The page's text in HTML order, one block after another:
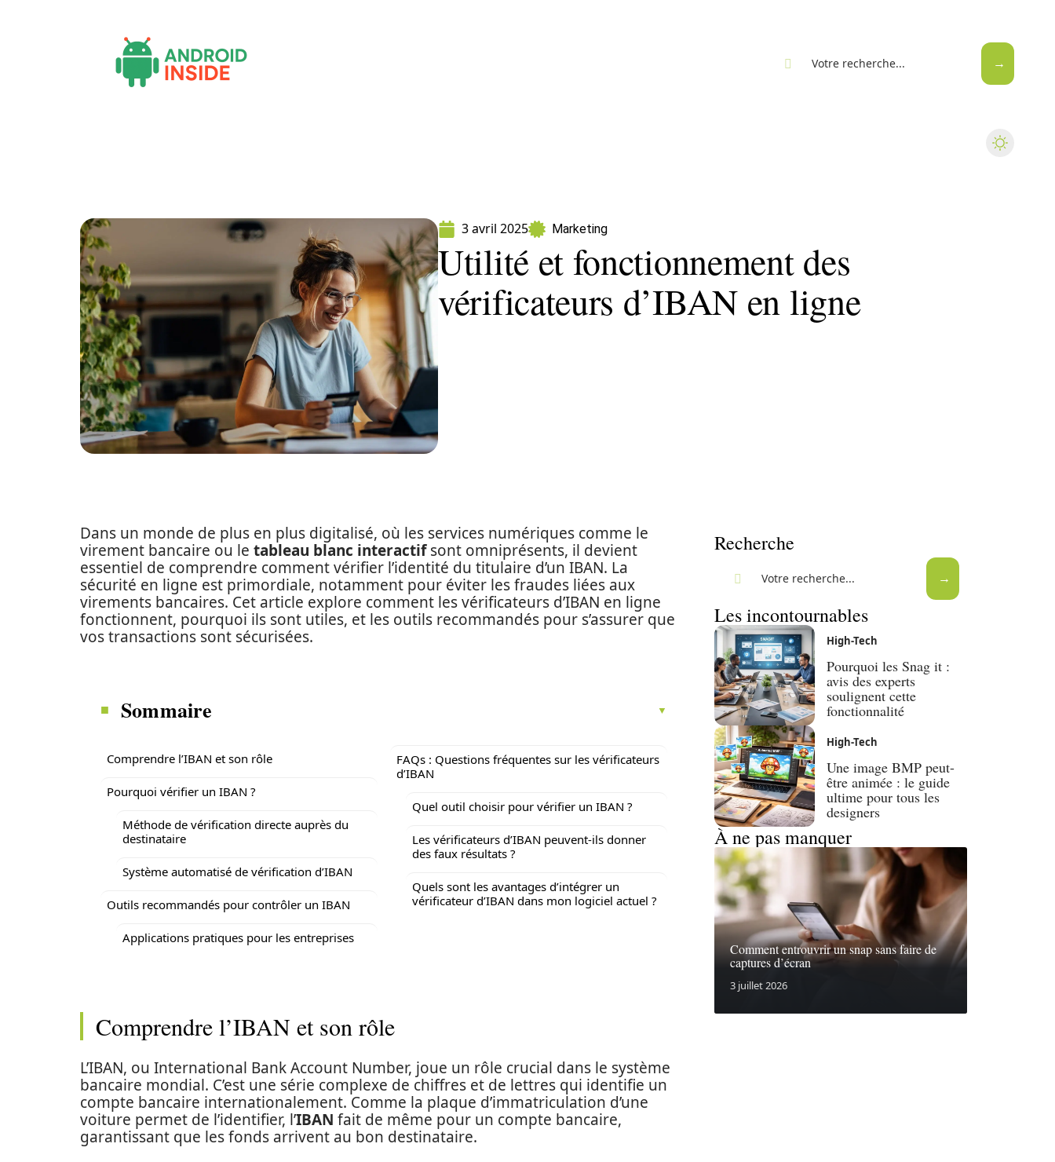
3 avril 2025 Marketing
Utilité et fonctionnement des
vérificateurs d’IBAN en ligne
Dans un monde de plus en plus digitalisé, où les services numériques comme le
virement bancaire ou le tableau blanc interactifsont omniprésents, il devient
essentiel de comprendre comment vérifier l’identité du titulaire d’un IBAN. La
sécurité en ligne est primordiale, notamment pour éviter les fraudes liées aux
virements bancaires. Cet article explore comment les vérificateurs d’IBAN en ligne
fonctionnent, pourquoi ils sont utiles, et les outils recommandés pour s’assurer que
vos transactions sont sécurisées.
Sommaire
Comprendre l’IBAN et son rôle
Pourquoi vérifier un IBAN ?
Méthode de vérification directe auprès du
destinataire
Système automatisé de vérification d’IBAN
Outils recommandés pour contrôler un IBAN
Applications pratiques pour les entreprises
FAQs : Questions fréquentes sur les vérificateurs
d’IBAN
Quel outil choisir pour vérifier un IBAN ?
Les vérificateurs d’IBAN peuvent-ils donner
des faux résultats ?
Quels sont les avantages d’intégrer un
vérificateur d’IBAN dans mon logiciel actuel ?
Comprendre l’IBAN et son rôle
L’IBAN, ou International Bank Account Number, joue un rôle crucial dans le système
bancaire mondial. C’est une série complexe de chiffres et de lettres qui identifie un
compte bancaire internationalement. Comme la plaque d’immatriculation d’une
voiture permet de l’identifier, l’IBAN fait de même pour un compte bancaire,
garantissant que les fonds arrivent au bon destinataire.
Recherche
Les incontournables
High-Tech
Pourquoi les Snag it :
avis des experts
soulignent cette
fonctionnalité
High-Tech
Une image BMP peut-
être animée : le guide
ultime pour tous les
designers
À ne pas manquer
Comment entrouvrir un snap sans faire de
captures d’écran
3 juillet 2026